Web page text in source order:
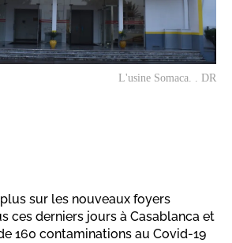
L'usine Somaca. . DR
sur les nouveaux foyers
ces derniers jours à Casablanca et
160 contaminations au Covid-19